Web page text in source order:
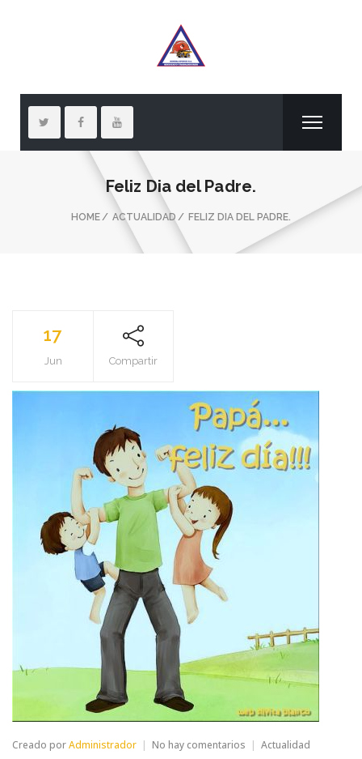
Feliz Dia del Padre.
HOME ACTUALIDAD FELIZ DIA DEL PADRE.
17
Jun Compartir
Creado porAdministrador No hay comentarios en Actualidad